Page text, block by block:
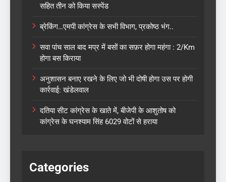
सहित तीन को किया सस्पेंड
ब्रेकिंग…एमपी कांग्रेस के सभी विभाग, प्रकोष्ठ भंग..
सवा पांच साल बाद मप्र में बसों का सफ़र होगा महंगा : 2/Km
होगा बस किराया
अनुशासन बनाए रखने के लिए जो भी दोषी होगा उस पर होगी
कार्रवाई: खंडेलवाल
दतिया सीट कांग्रेस के खाते में, बीजेपी के आशुतोष को
कांग्रेस के घनश्याम सिंह 6029 वोटों से हराया
Categories